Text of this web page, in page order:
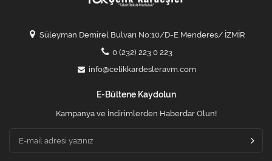
Süleyman Demirel Bulvarı No:10/D-E Menderes/ İZMİR
0 (232) 223 0 223
info@celikkardesleravm.com
E-Bültene Kaydolun
Kampanya ve İndirimlerden Haberdar Olun!